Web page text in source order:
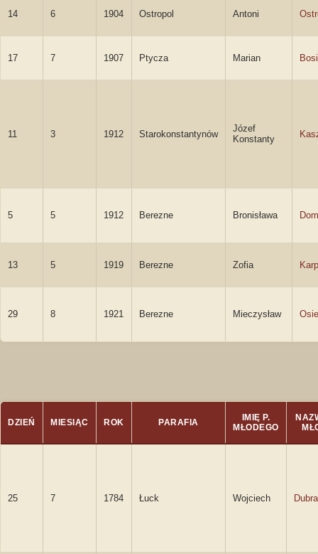
14 6 1904 Ostropol Antoni
17 7 1907 Ptycza Marian
11 3 1912 Starokonstantynów
Józef
Konstanty
5 5 1912 Berezne Bronisława
13 5 1919 Berezne Zofia
29 8 1921 Berezne Mieczysław
DZIEŃ MIESIĄC ROK PARAFIA
IMIĘ P.
MŁODEGO
25 7 1784 Łuck Wojciech